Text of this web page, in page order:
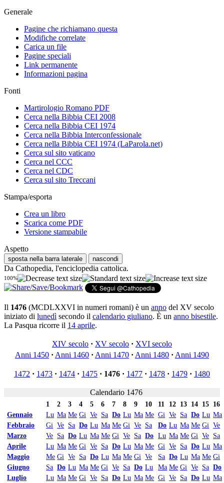
Generale
Pagine che richiamano questa
Modifiche correlate
Carica un file
Pagine speciali
Link permanente
Informazioni pagina
Fonti
Martirologio Romano PDF
Cerca nella Bibbia CEI 2008
Cerca nella Bibbia CEI 1974
Cerca nella Bibbia Interconfessionale
Cerca nella Bibbia CEI 1974 (LaParola.net)
Cerca sul sito vaticano
Cerca nel CCC
Cerca nel CDC
Cerca sul sito Treccani
Stampa/esporta
Crea un libro
Scarica come PDF
Versione stampabile
Aspetto
sposta nella barra laterale nascondi
Da Cathopedia, l'enciclopedia cattolica.
100%
Il 1476 (MCDLXXVI in numeri romani) è un anno del XV secolo
iniziato di lunedì secondo il calendario giuliano. È un anno bisestile.
La Pasqua ricorre il 14 aprile.
XIV secolo · XV secolo · XVI secolo
Anni 1450 · Anni 1460 · Anni 1470 · Anni 1480 · Anni 1490
1472 · 1473 · 1474 · 1475 · 1476 · 1477 · 1478 · 1479 · 1480
Calendario 1476
1 2 3 4 5 6 7 8 9 10 11 12 13 14 15 16
Gennaio
Lu Ma Me Gi Ve Sa Do Lu Ma Me Gi Ve Sa Do Lu Ma
Febbraio
Gi Ve Sa Do Lu Ma Me Gi Ve Sa Do Lu Ma Me Gi Ve
Marzo
Ve Sa Do Lu Ma Me Gi Ve Sa Do Lu Ma Me Gi Ve Sa
Aprile
Lu Ma Me Gi Ve Sa Do Lu Ma Me Gi Ve Sa Do Lu Ma
Maggio
Me Gi Ve Sa Do Lu Ma Me Gi Ve Sa Do Lu Ma Me Gi
Giugno
Sa Do Lu Ma Me Gi Ve Sa Do Lu Ma Me Gi Ve Sa Do
Luglio
Lu Ma Me Gi Ve Sa Do Lu Ma Me Gi Ve Sa Do Lu Ma